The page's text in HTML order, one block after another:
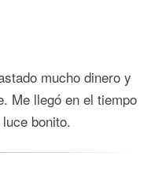
mucho dinero y
Me llegó en el tiempo
bonito.